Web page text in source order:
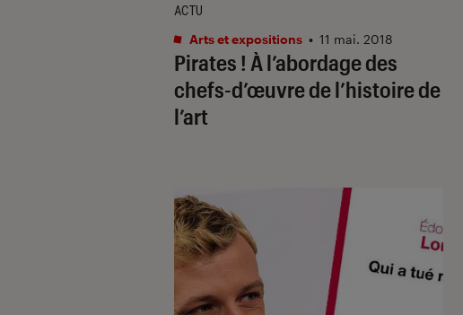
Pirates ! À l’abordage des
chefs-d’œuvre de l’histoire de
l’art
ACTU
Arts et expositions • 11 mai. 2018